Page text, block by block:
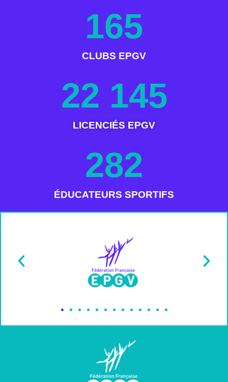
CLUBS EPGV
165
LICENCIÉS EPGV
22 146
ÉDUCATEURS SPORTIFS
283